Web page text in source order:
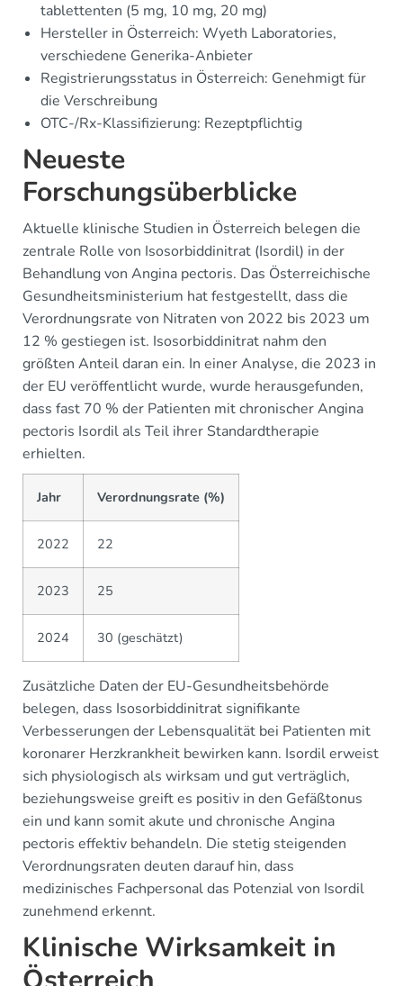
tablettenten (5 mg, 10 mg, 20 mg)
Hersteller in Österreich: Wyeth Laboratories,
verschiedene Generika-Anbieter
Registrierungsstatus in Österreich: Genehmigt für
die Verschreibung
OTC-/Rx-Klassifizierung: Rezeptpflichtig
Neueste
Forschungsüberblicke
Aktuelle klinische Studien in Österreich belegen die
zentrale Rolle von Isosorbiddinitrat (Isordil) in der
Behandlung von Angina pectoris. Das Österreichische
Gesundheitsministerium hat festgestellt, dass die
Verordnungsrate von Nitraten von 2022 bis 2023 um
12 % gestiegen ist. Isosorbiddinitrat nahm den
größten Anteil daran ein. In einer Analyse, die 2023 in
der EU veröffentlicht wurde, wurde herausgefunden,
dass fast 70 % der Patienten mit chronischer Angina
pectoris Isordil als Teil ihrer Standardtherapie
erhielten.
Jahr Verordnungsrate (%)
2022 22
2023 25
2024 30 (geschätzt)
Zusätzliche Daten der EU-Gesundheitsbehörde
belegen, dass Isosorbiddinitrat signifikante
Verbesserungen der Lebensqualität bei Patienten mit
koronarer Herzkrankheit bewirken kann. Isordil erweist
sich physiologisch als wirksam und gut verträglich,
beziehungsweise greift es positiv in den Gefäßtonus
ein und kann somit akute und chronische Angina
pectoris effektiv behandeln. Die stetig steigenden
Verordnungsraten deuten darauf hin, dass
medizinisches Fachpersonal das Potenzial von Isordil
zunehmend erkennt.
Klinische Wirksamkeit in